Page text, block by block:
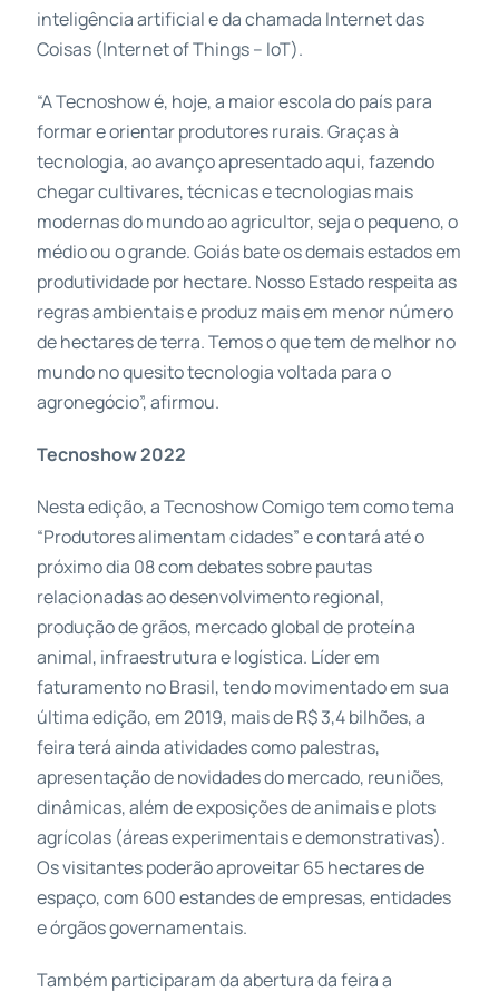
inteligência artificial e da chamada Internet das
Coisas (Internet of Things – IoT).
“A Tecnoshow é, hoje, a maior escola do país para
formar e orientar produtores rurais. Graças à
tecnologia, ao avanço apresentado aqui, fazendo
chegar cultivares, técnicas e tecnologias mais
modernas do mundo ao agricultor, seja o pequeno, o
médio ou o grande. Goiás bate os demais estados em
produtividade por hectare. Nosso Estado respeita as
regras ambientais e produz mais em menor número
de hectares de terra. Temos o que tem de melhor no
mundo no quesito tecnologia voltada para o
agronegócio”, afirmou.
Tecnoshow 2022
Nesta edição, a Tecnoshow Comigo tem como tema
“Produtores alimentam cidades” e contará até o
próximo dia 08 com debates sobre pautas
relacionadas ao desenvolvimento regional,
produção de grãos, mercado global de proteína
animal, infraestrutura e logística. Líder em
faturamento no Brasil, tendo movimentado em sua
última edição, em 2019, mais de R$ 3,4 bilhões, a
feira terá ainda atividades como palestras,
apresentação de novidades do mercado, reuniões,
dinâmicas, além de exposições de animais e plots
agrícolas (áreas experimentais e demonstrativas).
Os visitantes poderão aproveitar 65 hectares de
espaço, com 600 estandes de empresas, entidades
e órgãos governamentais.
Também participaram da abertura da feira a